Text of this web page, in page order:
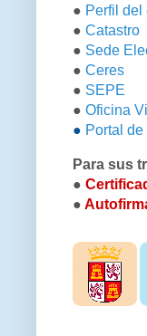
● Perfil del
● Catastro
● Sede
● Ceres
● SEPE
● Oficina
● Portal
Para sus
●
●